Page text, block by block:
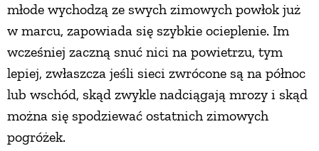
młode wychodzą ze swych zimowych powłok już
w marcu, zapowiada się szybkie ocieplenie. Im
wcześniej zaczną snuć nici na powietrzu, tym
lepiej, zwłaszcza jeśli sieci zwrócone są na północ
lub wschód, skąd zwykle nadciągają mrozy i skąd
można się spodziewać ostatnich zimowych
pogróżek.